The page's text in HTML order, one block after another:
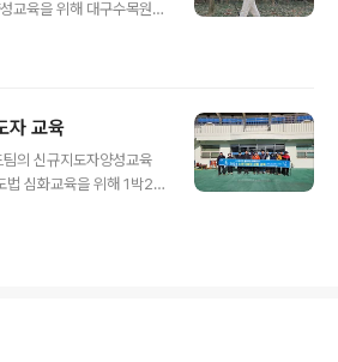
교육을 위해 대구수목원에
휴일 잘 보내세요..세 명의
야외활동시 방한 잘 하시
엄쉬엄 하세요 :))2급지도
xs3WeTQD 2
요.form.naver.com#010
자 교육
의 신규지도자양성교육
법 심화교육을 위해 1박2
(돼지국밥)에서 매생이굴
차 대도시로 나가 계신다
휴식을 가집니다.이곳에